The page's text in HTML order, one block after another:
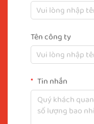
Tên công ty
Tin nhắn